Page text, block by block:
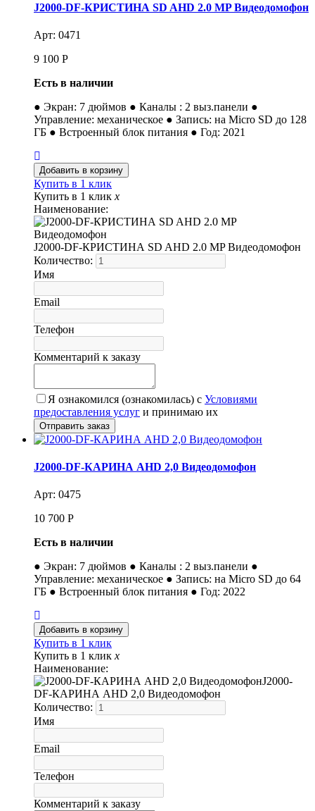
J2000-DF-КРИСТИНА SD AHD 2.0 MP Видеодомофон
Арт: 0471
9 100 Р
Есть в наличии
● Экран: 7 дюймов ● Каналы : 2 выз.панели ●
Управление: механическое ● Запись: на Micro SD до 128
ГБ ● Встроенный блок питания ● Год: 2021
Купить в 1 клик
Купить в 1 клик x
Наименование:
J2000-DF-КРИСТИНА SD AHD 2.0 MP Видеодомофон
Количество:
Имя
Email
Телефон
Комментарий к заказу
Я ознакомился (ознакомилась) с Условиями
предоставления услуг и принимаю их
J2000-DF-КАРИНА AHD 2,0 Видеодомофон
Арт: 0475
10 700 Р
Есть в наличии
● Экран: 7 дюймов ● Каналы : 2 выз.панели ●
Управление: механическое ● Запись: на Micro SD до 64
ГБ ● Встроенный блок питания ● Год: 2022
Купить в 1 клик
Купить в 1 клик x
Наименование:
J2000-
DF-КАРИНА AHD 2,0 Видеодомофон
Количество:
Имя
Email
Телефон
Комментарий к заказу